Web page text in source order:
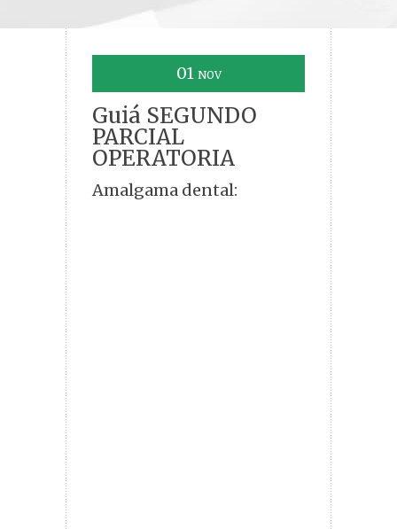
01 NOV
Guiá SEGUNDO
PARCIAL
OPERATORIA
Amalgama dental: